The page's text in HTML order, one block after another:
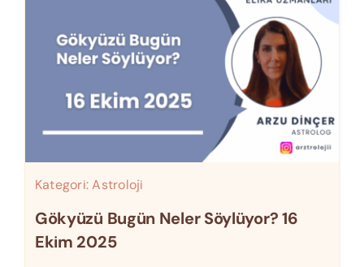
Kategori:Astroloji
Gökyüzü Bugün Neler Söylüyor? 16
Ekim 2025